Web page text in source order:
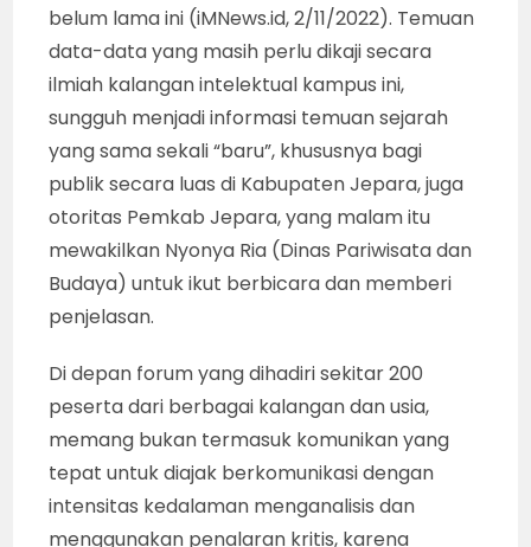
belum lama ini (iMNews.id, 2/11/2022). Temuan
data-data yang masih perlu dikaji secara
ilmiah kalangan intelektual kampus ini,
sungguh menjadi informasi temuan sejarah
yang sama sekali “baru”, khususnya bagi
publik secara luas di Kabupaten Jepara, juga
otoritas Pemkab Jepara, yang malam itu
mewakilkan Nyonya Ria (Dinas Pariwisata dan
Budaya) untuk ikut berbicara dan memberi
penjelasan.
Di depan forum yang dihadiri sekitar 200
peserta dari berbagai kalangan dan usia,
memang bukan termasuk komunikan yang
tepat untuk diajak berkomunikasi dengan
intensitas kedalaman menganalisis dan
menggunakan penalaran kritis, karena